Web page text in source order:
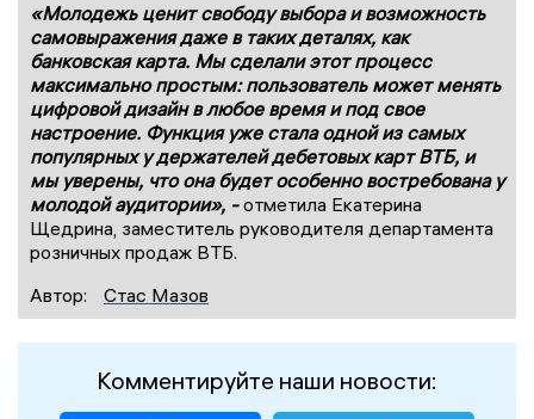
«Молодежь ценит свободу выбора и возможность
самовыражения даже в таких деталях, как
банковская карта. Мы сделали этот процесс
максимально простым: пользователь может менять
цифровой дизайн в любое время и под свое
настроение. Функция уже стала одной из самых
популярных у держателей дебетовых карт ВТБ, и
мы уверены, что она будет особенно востребована у
молодой аудитории», -отметила Екатерина
Щедрина, заместитель руководителя департамента
розничных продаж ВТБ.
Автор:
Стас Мазов
Комментируйте наши новости: